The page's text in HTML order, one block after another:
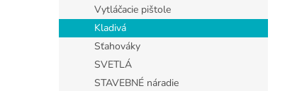
Vytláčacie pištole
Kladivá
Sťahováky
SVETLÁ
STAVEBNÉ náradie